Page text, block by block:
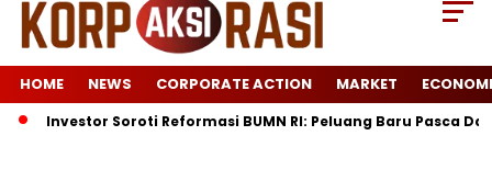
HOME NEWS CORPORATE ACTION MARKET
Soroti Reformasi BUMN RI: Peluang Baru Pasca Danantara